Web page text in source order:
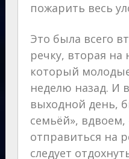
пожарить весь
Это была всего
речку, вторая
который
неделю назад. И
выходной день,
семьёй», вдвоем,
отправиться на
следует